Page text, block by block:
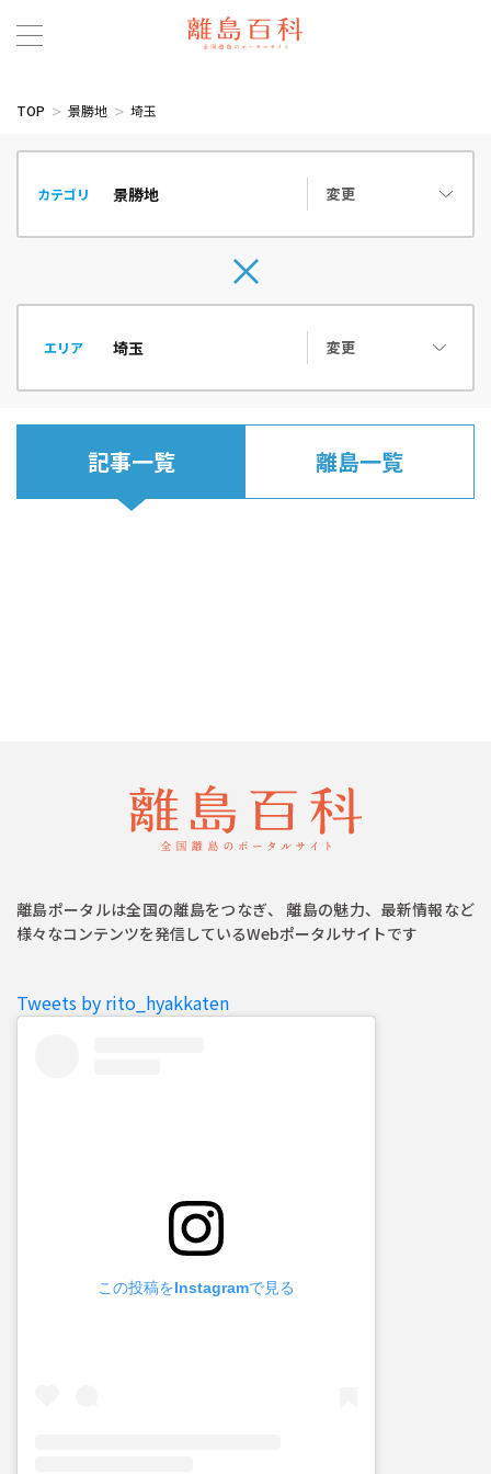
TOP 景勝地 埼玉
カテゴリ 変更
エリア 変更
記事一覧 離島一覧
離島ポータルは全国の離島をつなぎ、 離島の魅力、最新情報など
様々なコンテンツを発信しているWebポータルサイトです
Tweets by rito_hyakkaten
この投稿をInstagramで見る